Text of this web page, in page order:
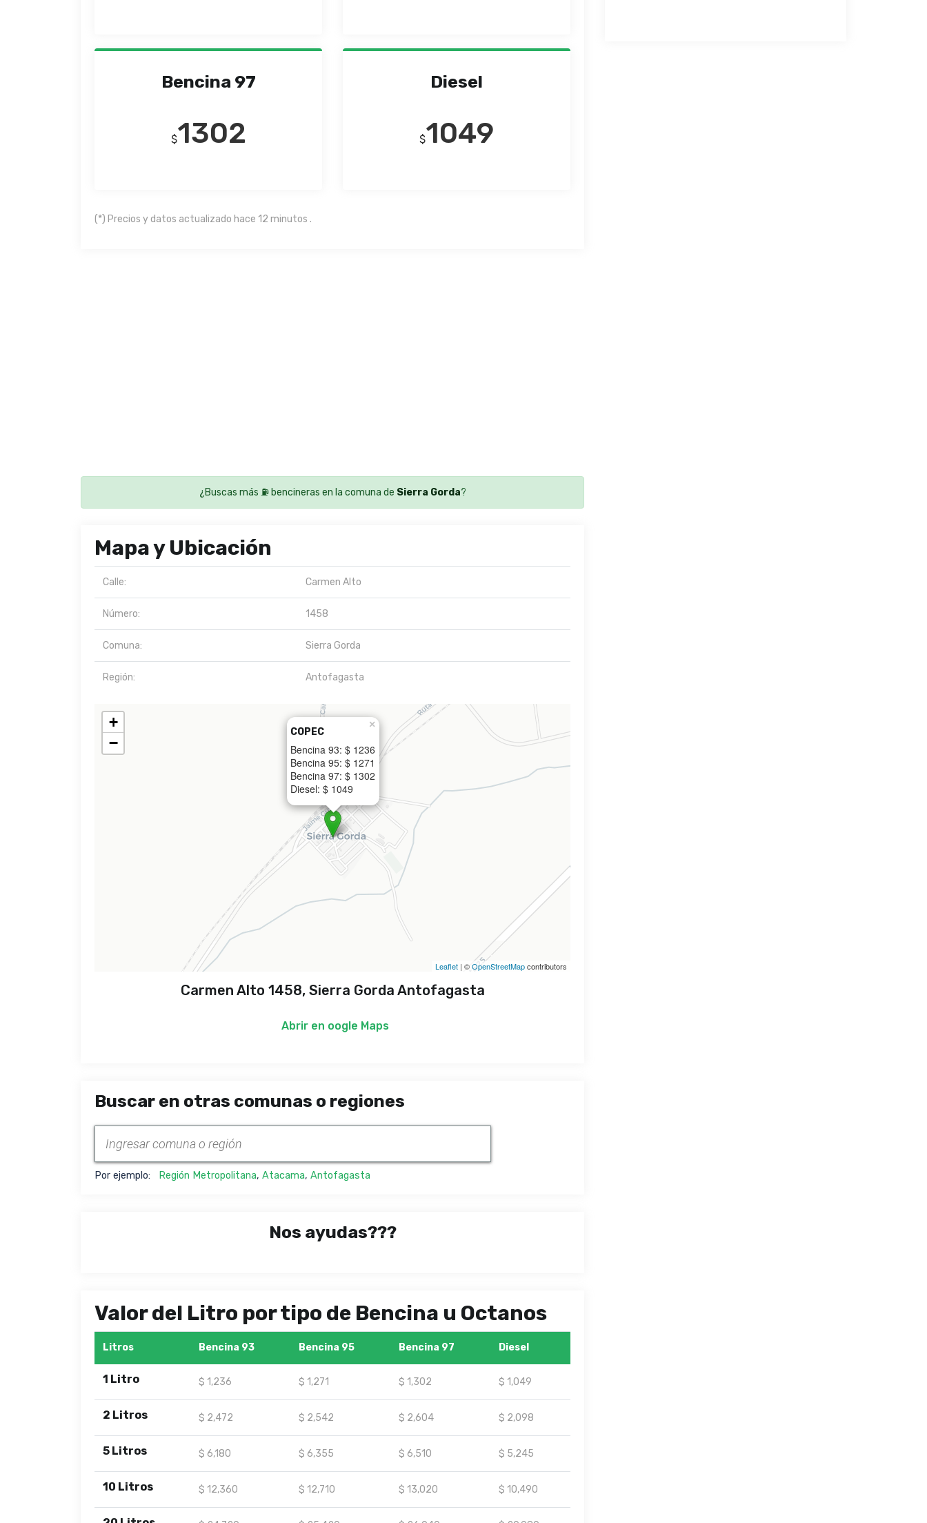
Bencina 97
$1302
Diesel
$1049
(*) Precios y datos actualizado hace 12 minutos .
¿Buscas más ⛽ bencineras en la comuna de Sierra Gorda?
Mapa y Ubicación
Calle: Carmen Alto
Número: 1458
Comuna: Sierra Gorda
Región: Antofagasta
COPEC
Bencina 93: $ 1236
Bencina 95: $ 1271
Bencina 97: $ 1302
Diesel: $ 1049
×
+
−
Leaflet | ©OpenStreetMapcontributors
Carmen Alto 1458, Sierra Gorda Antofagasta
Abrir en oogle Maps
Buscar en otras comunas o regiones
Por ejemplo: Región Metropolitana, Atacama, Antofagasta
Nos ayudas???
Valor del Litro por tipo de Bencina u Octanos
Litros Bencina 93 Bencina 95 Bencina 97 Diesel
1 Litro $ 1,236 $ 1,271 $ 1,302 $ 1,049
2 Litros $ 2,472 $ 2,542 $ 2,604 $ 2,098
5 Litros $ 6,180 $ 6,355 $ 6,510 $ 5,245
10 Litros $ 12,360 $ 12,710 $ 13,020 $ 10,490